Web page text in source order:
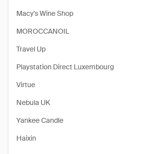
Macy's Wine Shop
MOROCCANOIL
Travel Up
Playstation Direct Luxembourg
Virtue
Nebula UK
Yankee Candle
Haixin